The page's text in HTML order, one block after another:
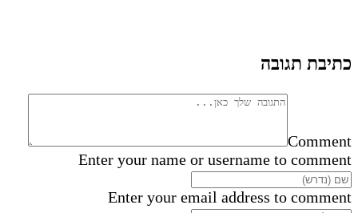
כתיבת תגובה
Comment
Enter your name or username to comment
Enter your email address to comment